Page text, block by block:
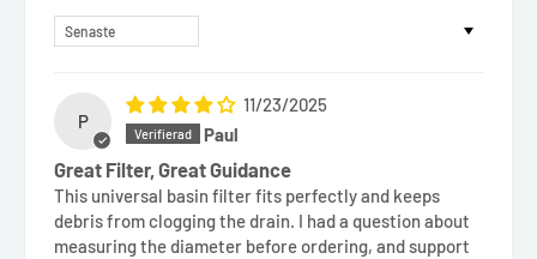
Sort by
P
11/23/2025
Paul
Great Filter, Great Guidance
This universal basin filter fits perfectly and keeps
debris from clogging the drain. I had a question about
measuring the diameter before ordering, and support